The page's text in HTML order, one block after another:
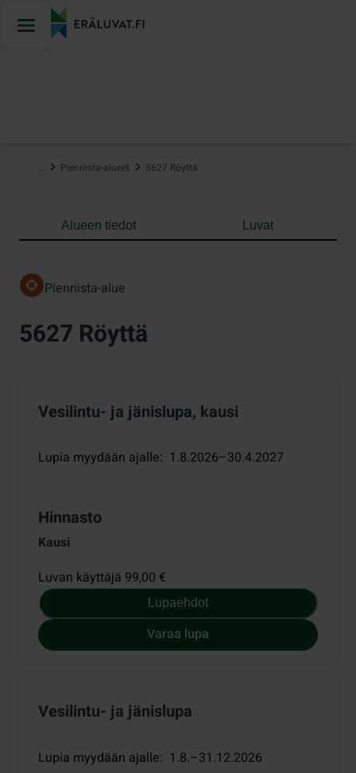
sisältöön
… Pienriista-alueet 5627 Röyttä
Alueen tiedot Luvat
Pienriista-alue
5627 Röyttä
Vesilintu- ja jänislupa, kausi
Lupia myydään ajalle: 1.8.2026–30.4.2027
Hinnasto
Kausi
Luvan käyttäjä 99,00 €
Lupaehdot
Varaa lupa
Vesilintu- ja jänislupa
Lupia myydään ajalle: 1.8.–31.12.2026